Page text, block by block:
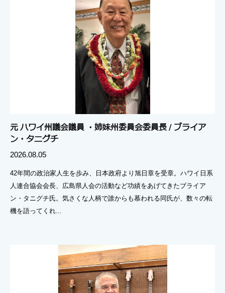
元 ハワイ州議会議員 ・姉妹州委員会委員長 / ブライア
ン・タニグチ
2026.08.05
42年間の政治家人生を歩み、日本政府より旭日章を受章。ハワイ日系
人連合協会会長、広島県人会の活動など功績をあげてきたブライア
ン・タニグチ氏。気さくな人柄で誰からも慕われる同氏が、数々の転
機を語ってくれ...